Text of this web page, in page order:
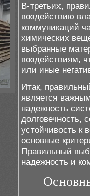
В-третьих,
воздействию
коммуникаций
химических
выбранные
воздействиям,
или иные
Итак,
является
надежность
долговечность,
устойчивость к
основные
Правильный
надежность и